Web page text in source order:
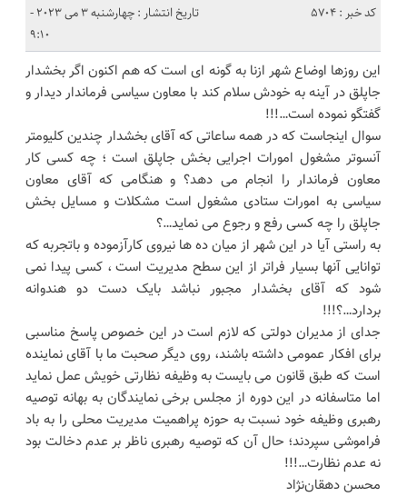
کد خبر : 5704
تاریخ انتشار : چهارشنبه 3 می 2023 -
9:10
این روزها اوضاع شهر ازنا به گونه ای است که هم اکنون اگر بخشدار
جاپلق در آینه به خودش سلام کند با معاون سیاسی فرماندار دیدار و
گفتگو نموده است…!!!
سوال اینجاست که در همه ساعاتی که آقای بخشدار چندین کلیومتر
آنسوتر مشغول امورات اجرایی بخش جاپلق است ؛ چه کسی کار
معاون فرماندار را انجام می دهد؟ و هنگامی که آقای معاون
سیاسی به امورات ستادی مشغول است مشکلات و مسایل بخش
جاپلق را چه کسی رفع و رجوع می نماید…؟
به راستی آیا در این شهر از میان ده ها نیروی کارآزموده و باتجربه که
توانایی آنها بسیار فراتر از این سطح مدیریت است ، کسی پیدا نمی
شود که آقای بخشدار مجبور نباشد بایک دست دو هندوانه
بردارد…؟!!!
جدای از مدیران دولتی که لازم است در این خصوص پاسخ مناسبی
برای افکار عمومی داشته باشند، روی دیگر صحبت ما با آقای نماینده
است که طبق قانون می بایست به وظیفه نظارتی خویش عمل نماید
اما متاسفانه در این دوره از مجلس برخی نمایندگان به بهانه توصیه
رهبری وظیفه خود نسبت به حوزه پراهمیت مدیریت محلی را به باد
فراموشی سپردند؛ حال آن که توصیه رهبری ناظر بر عدم دخالت بود
نه عدم نظارت…!!!
محسن دهقان‌نژاد